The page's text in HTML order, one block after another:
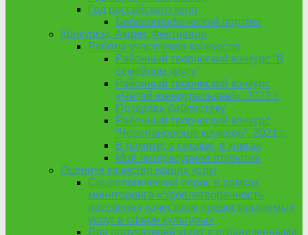
Год российского кино
Библиографический портрет
Конкурсы, Акции, Фестивали
Работы участников конкурсов
Районный творческий конкурс “В
семейном кругу”
Районный творческий конкурс
«Читай южноуральцев!», 2023 г.
Поздравь библиотеку
Районный творческий конкурс
“Черепановское кружево”, 2021 г.
В памяти, в сердце, в книгах
Моё литературное открытие
Оцените качество наших услуг
Социологический опрос в рамках
мониторинга «Удовлетворенность
населения качеством предоставляемых
услуг в сфере культуры»
Для получателей услуг с ограниченными